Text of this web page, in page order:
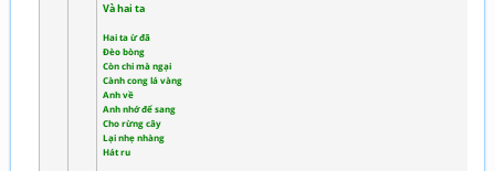
Và hai ta
Hai ta ừ đã
Đèo bòng
Còn chi mà ngại
Cành cong lá vàng
Anh về
Anh nhớ để sang
Cho rừng cây
Lại nhẹ nhàng
Hát ru